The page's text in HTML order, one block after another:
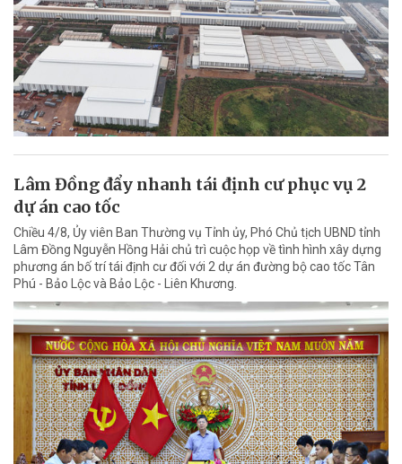
Lâm Đồng đẩy nhanh tái định cư phục vụ 2
dự án cao tốc
Chiều 4/8, Ủy viên Ban Thường vụ Tỉnh ủy, Phó Chủ tịch UBND tỉnh
Lâm Đồng Nguyễn Hồng Hải chủ trì cuộc họp về tình hình xây dựng
phương án bố trí tái định cư đối với 2 dự án đường bộ cao tốc Tân
Phú - Bảo Lộc và Bảo Lộc - Liên Khương.